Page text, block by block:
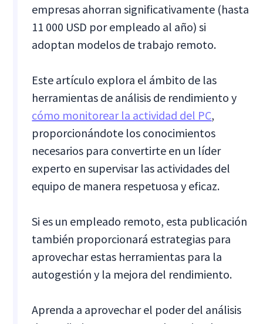
empresas ahorran significativamente (hasta
11 000 USD por empleado al año) si
adoptan modelos de trabajo remoto.
Este artículo explora el ámbito de las
herramientas de análisis de rendimiento y
cómo monitorear la actividad del PC,
proporcionándote los conocimientos
necesarios para convertirte en un líder
experto en supervisar las actividades del
equipo de manera respetuosa y eficaz.
Si es un empleado remoto, esta publicación
también proporcionará estrategias para
aprovechar estas herramientas para la
autogestión y la mejora del rendimiento.
Aprenda a aprovechar el poder del análisis